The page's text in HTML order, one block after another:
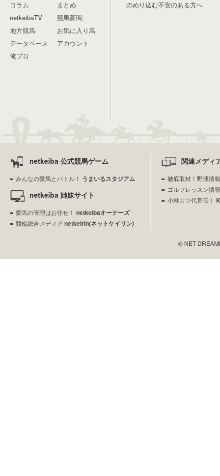
コラム
netkeibaTV
地方競馬
データベース
俺プロ
まとめ
競馬新聞
お気に入り馬
アカウント
のめり込む不安のある方へ
netkeiba 公式競馬ゲーム
みんなの愛馬とバトル！ うまいるスタジアム
netkeiba 姉妹サイト
愛馬の管理はお任せ！ netkeibaオーナーズ
競輪総合メディア netkeirin(ネットケイリン)
関連メディ
徹底取材！野球情
ゴルフレッスン情
小林カツ代直伝！
© NET